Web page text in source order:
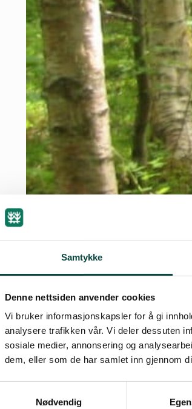
Samtykke
Denne nettsiden anvender cookies
Vi bruker informasjonskapsler for å gi
analysere trafikken vår. Vi deler dessuten
sosiale medier, annonsering og
dem, eller som de har samlet inn gjennom
Nødvendig